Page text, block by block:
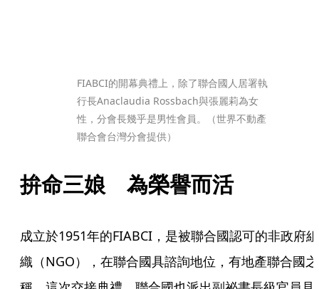
FIABCI的開幕典禮上，除了聯合國人居署執
行長Anaclaudia Rossbach與張麗莉為女
性，分會長幾乎是男性會員。（世界不動產
聯合會台灣分會提供）
拚命三娘　為榮譽而活
成立於1951年的FIABCI，是被聯合國認可的非政府組
織（NGO），在聯合國具諮詢地位，有地產聯合國之